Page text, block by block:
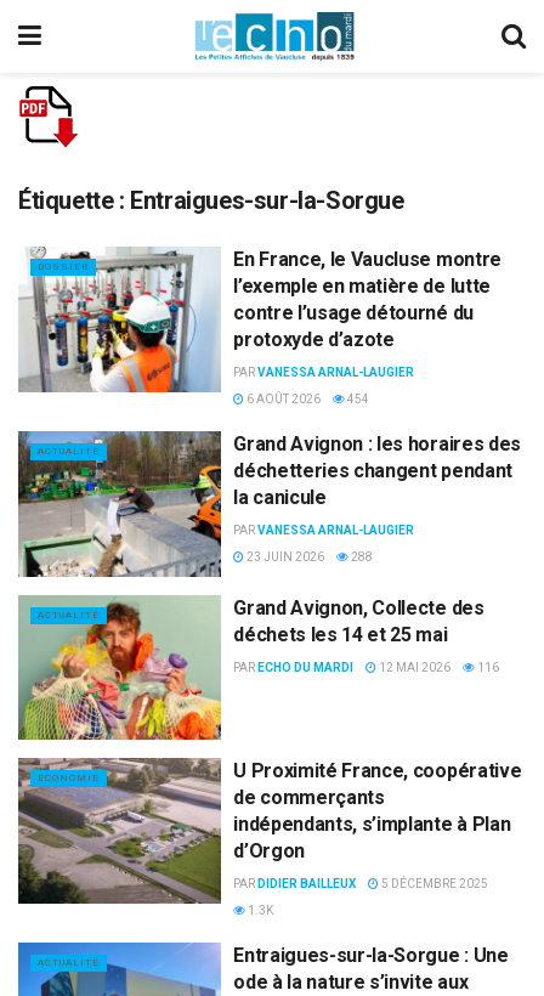
Étiquette : Entraigues-sur-la-Sorgue
DOSSIER
En France, le Vaucluse montre
l’exemple en matière de lutte
contre l’usage détourné du
protoxyde d’azote
PARVANESSA ARNAL-LAUGIER
6 AOÛT 2026
454
ACTUALITÉ
Grand Avignon : les horaires des
déchetteries changent pendant
la canicule
PARVANESSA ARNAL-LAUGIER
23 JUIN 2026
288
ACTUALITÉ
Grand Avignon, Collecte des
déchets les 14 et 25 mai
PAR ECHO DU MARDI 12 MAI 2026 116
ECONOMIE
U Proximité France, coopérative
de commerçants
indépendants, s’implante à Plan
d’Orgon
PAR DIDIER BAILLEUX
5 DÉCEMBRE 2025
1.3K
ACTUALITÉ
Entraigues-sur-la-Sorgue : Une
ode à la nature s’invite aux